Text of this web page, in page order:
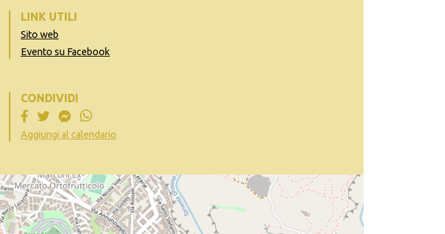
LINK UTILI
Sito web
Evento su Facebook
CONDIVIDI
Aggiungi al calendario